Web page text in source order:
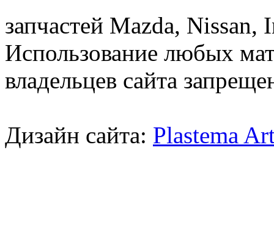
запчастей Mazda,
Использование любых
владельцев сайта
Дизайн сайта: Plastema